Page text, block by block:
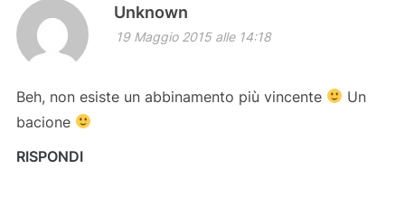
Unknown
19 Maggio 2015 alle 14:18
Beh, non esiste un abbinamento più vincente
Un
bacione
RISPONDI